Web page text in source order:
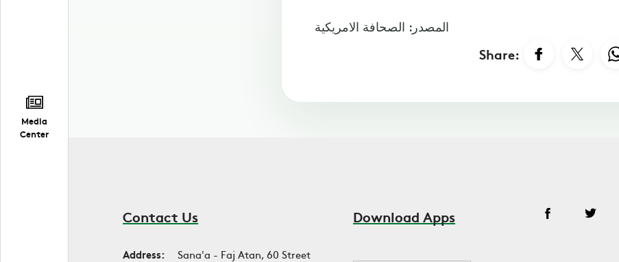
Media
Center
المصدر: الصحافة الامريكية
Share:
Contact Us
Address:
Sana'a - Faj Atan, 60 Street
Download Apps